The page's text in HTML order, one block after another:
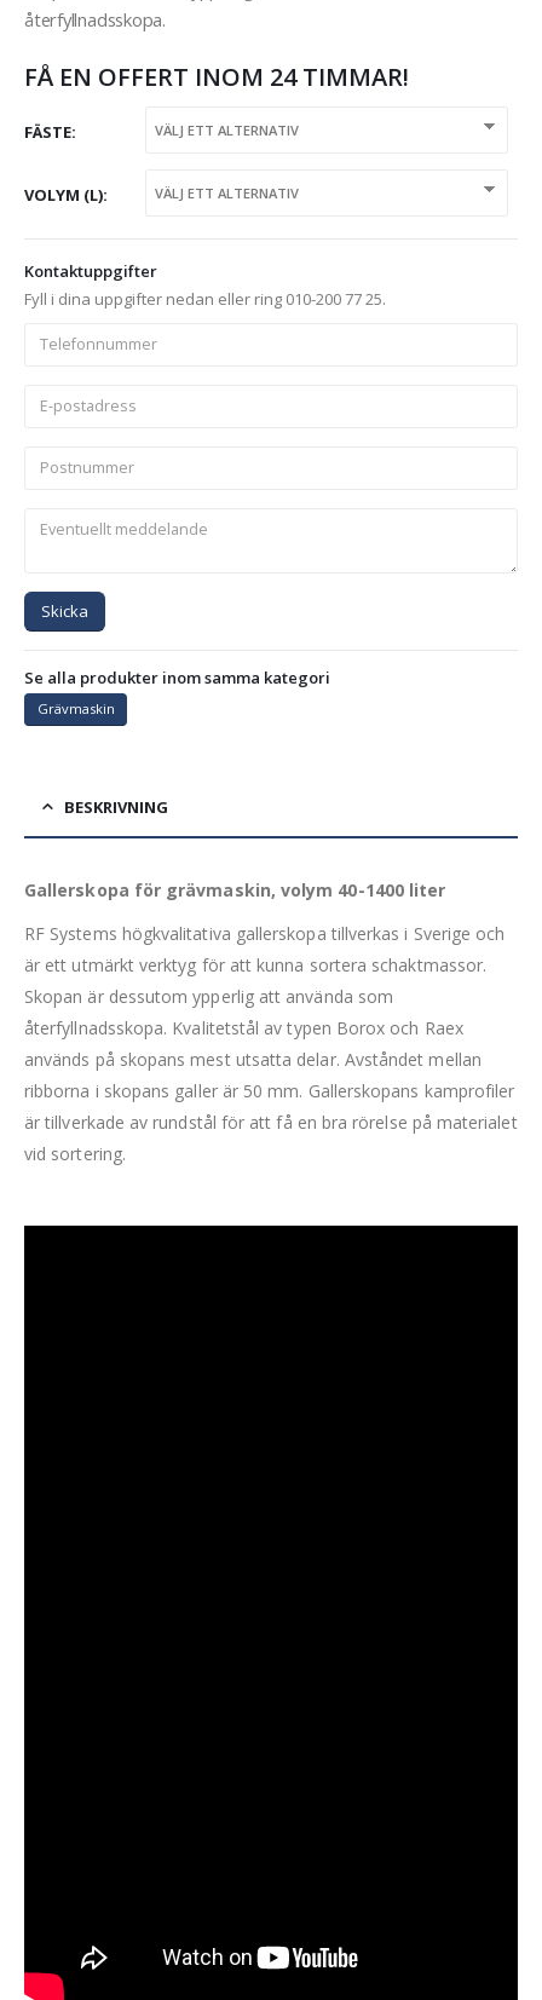
återfyllnadsskopa.
FÅ EN OFFERT INOM 24 TIMMAR!
FÄSTE
VOLYM (L)
Kontaktuppgifter
Fyll i dina uppgifter nedan eller ring 010-200 77 25.
Skicka
Se alla produkter inom samma kategori
Grävmaskin
BESKRIVNING
Gallerskopa för grävmaskin, volym 40-1400 liter
RF Systems högkvalitativa gallerskopa tillverkas i Sverige och
är ett utmärkt verktyg för att kunna sortera schaktmassor.
Skopan är dessutom ypperlig att använda som
återfyllnadsskopa. Kvalitetstål av typen Borox och Raex
används på skopans mest utsatta delar. Avståndet mellan
ribborna i skopans galler är 50 mm. Gallerskopans kamprofiler
är tillverkade av rundstål för att få en bra rörelse på materialet
vid sortering.